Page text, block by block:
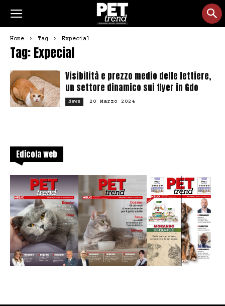
Home Tag Expecial
Tag: Expecial
Visibilità e prezzo medio delle lettiere,
un settore dinamico sui flyer in Gdo
News 20 Marzo 2024
Edicola web